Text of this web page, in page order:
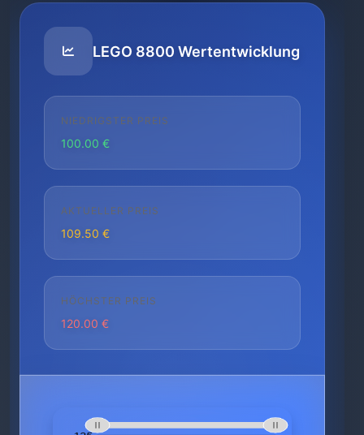
LEGO 8800 Wertentwicklung
NIEDRIGSTER PREIS
100.00 €
AKTUELLER PREIS
109.50 €
HÖCHSTER PREIS
120.00 €